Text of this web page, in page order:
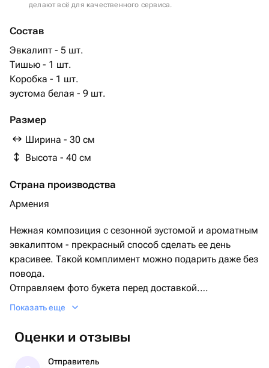
делают всё для качественного сервиса.
Состав
Эвкалипт - 5 шт.
Тишью - 1 шт.
Коробка - 1 шт.
эустома белая - 9 шт.
Размер
Ширина - 30 см
Высота - 40 см
Страна производства
Армения
Нежная композиция с сезонной эустомой и ароматным
эвкалиптом - прекрасный способ сделать ее день
красивее. Такой комплимент можно подарить даже без
повода.
Отправляем фото букета перед доставкой.
Если вам нужна открытка, просто укажите текст в
приложим фирменную карточку с теплыми словами к
вашему букету.
Показать еще
Оценки и отзывы
Отправитель